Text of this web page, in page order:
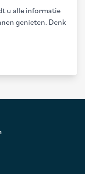
u alle informatie
genieten. Denk